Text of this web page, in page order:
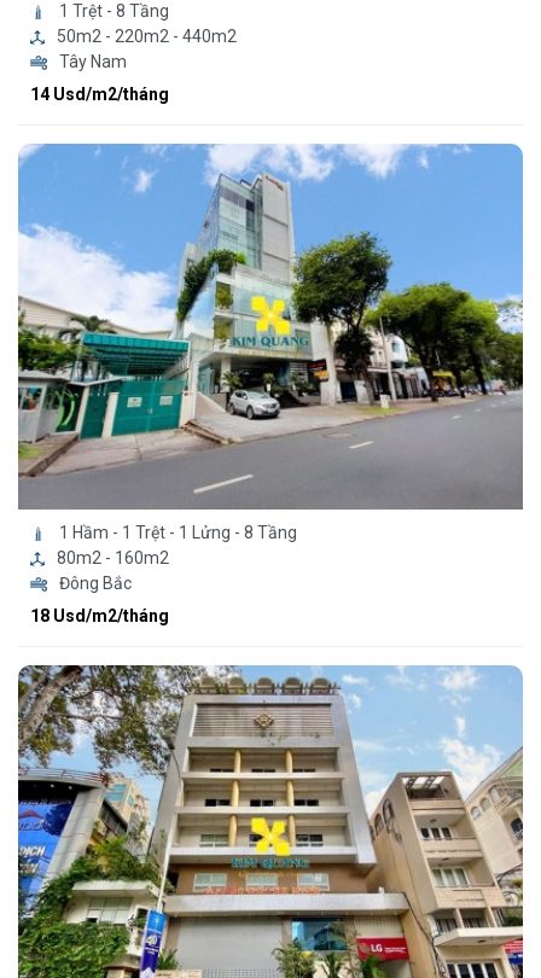
1 Trệt - 8 Tầng
50m2 - 220m2 - 440m2
Tây Nam
14 Usd/m2/tháng
1 Hầm - 1 Trệt - 1 Lửng - 8 Tầng
80m2 - 160m2
Đông Bắc
18 Usd/m2/tháng